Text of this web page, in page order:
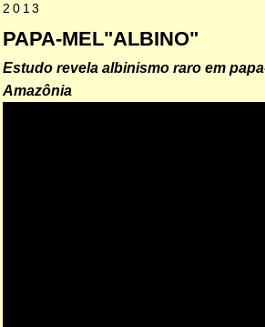
2013
PAPA-MEL"ALBINO"
Estudo revela albinismo raro em
Amazônia